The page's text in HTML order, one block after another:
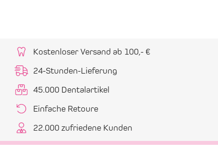
Kostenloser Versand ab 100,- €
24-Stunden-Lieferung
45.000 Dentalartikel
Einfache Retoure
22.000 zufriedene Kunden